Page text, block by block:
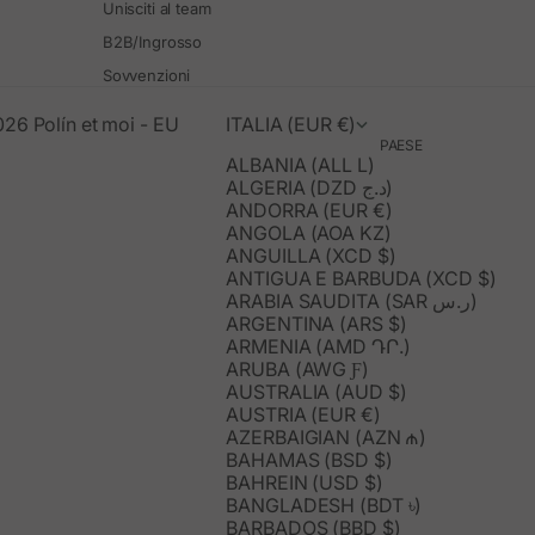
Unisciti al team
B2B/Ingrosso
Sovvenzioni
ITALIA (EUR €)
PAESE
ALBANIA (ALL L)
ALGERIA (DZD د.ج)
ANDORRA (EUR €)
ANGOLA (AOA KZ)
ANGUILLA (XCD $)
ANTIGUA E BARBUDA (XCD $)
ARABIA SAUDITA (SAR ر.س)
ARGENTINA (ARS $)
ARMENIA (AMD ԴՐ.)
ARUBA (AWG Ƒ)
AUSTRALIA (AUD $)
AUSTRIA (EUR €)
AZERBAIGIAN (AZN ₼)
BAHAMAS (BSD $)
BAHREIN (USD $)
BANGLADESH (BDT ৳)
BARBADOS (BBD $)
Polín et moi - EU